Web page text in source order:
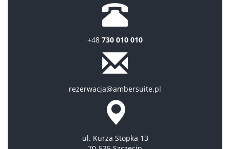
+48 730 010 010
rezerwacja@ambersuite.pl
ul. Kurza Stopka 13